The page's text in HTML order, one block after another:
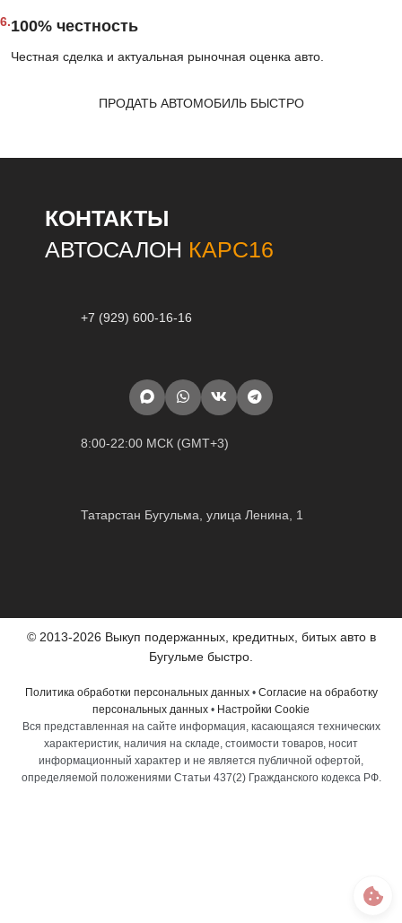
6.100% честность
Честная сделка и актуальная рыночная оценка авто.
ПРОДАТЬ АВТОМОБИЛЬ БЫСТРО
КОНТАКТЫ
АВТОСАЛОН КАРС16
+7 (929) 600-16-16
8:00-22:00 МСК (GMT+3)
Татарстан Бугульма, улица Ленина, 1
© 2013-2026 Выкуп подержанных, кредитных, битых авто в
Бугульме быстро.
Политика обработки персональных данных• Согласие на обработку
персональных данных • Настройки Cookie
Вся представленная на сайте информация, касающаяся технических
характеристик, наличия на складе, стоимости товаров, носит
информационный характер и не является публичной офертой,
определяемой положениями Статьи 437(2) Гражданского кодекса РФ.